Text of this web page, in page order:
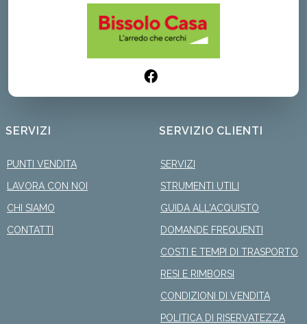
SERVIZI
PUNTI VENDITA
LAVORA CON NOI
CHI SIAMO
CONTATTI
SERVIZIO CLIENTI
SERVIZI
STRUMENTI UTILI
GUIDA ALL'ACQUISTO
DOMANDE FREQUENTI
COSTI E TEMPI DI TRASPORTO
RESI E RIMBORSI
CONDIZIONI DI VENDITA
POLITICA DI RISERVATEZZA